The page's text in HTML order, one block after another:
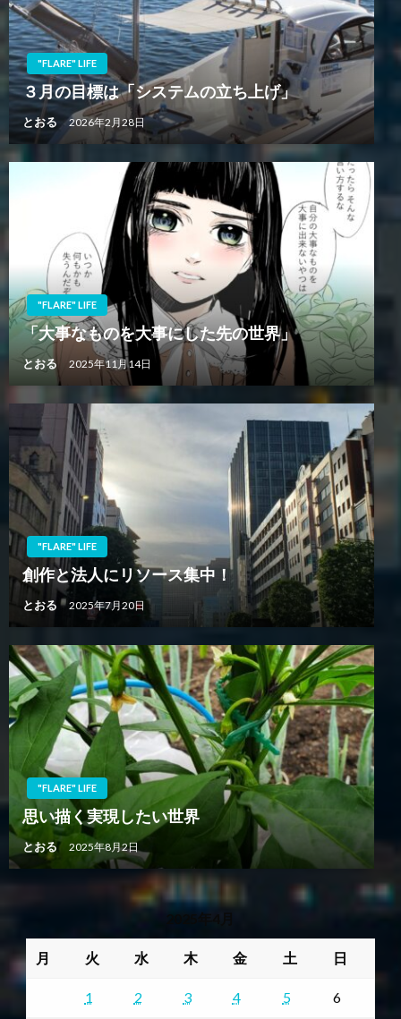
"FLARE" LIFE
３月の目標は「システムの立ち上げ」
とおる 2026年2月28日
"FLARE" LIFE
「大事なものを大事にした先の世界」
とおる 2025年11月14日
"FLARE" LIFE
創作と法人にリソース集中！
とおる 2025年7月20日
"FLARE" LIFE
思い描く実現したい世界
とおる 2025年8月2日
2025年4月
月 火 水 木 金 土 日
1 2 3 4 5 6